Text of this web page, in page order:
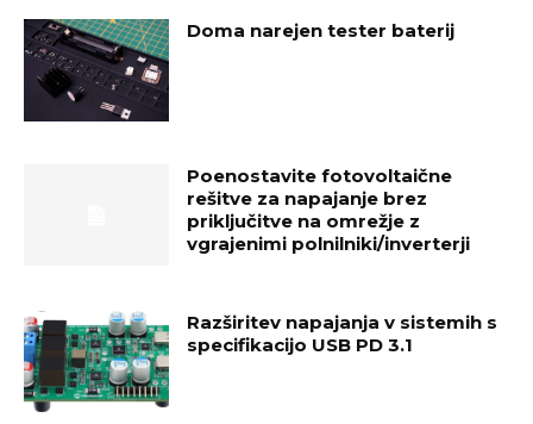
Doma narejen tester baterij
Poenostavite fotovoltaične
rešitve za napajanje brez
priključitve na omrežje z
vgrajenimi polnilniki/inverterji
Razširitev napajanja v sistemih s
specifikacijo USB PD 3.1